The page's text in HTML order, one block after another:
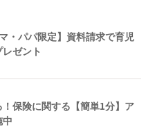
・パパ限定】資料請求で育児
ゼント
保険に関する【簡単1分】ア